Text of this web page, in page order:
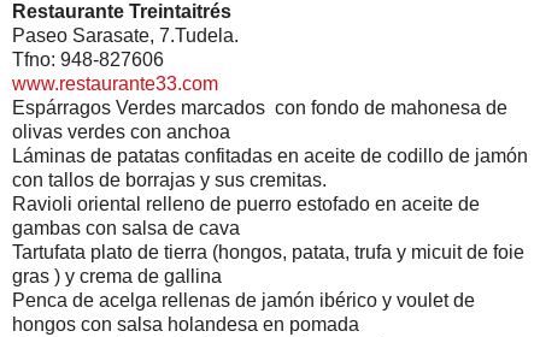
Restaurante Treintaitrés
Paseo Sarasate, 7.Tudela.
Tfno: 948-827606
www.restaurante33.com
Espárragos Verdes marcados con fondo de mahonesa de
olivas verdes con anchoa
Láminas de patatas confitadas en aceite de codillo de jamón
con tallos de borrajas y sus cremitas.
Ravioli oriental relleno de puerro estofado en aceite de
gambas con salsa de cava
Tartufata plato de tierra (hongos, patata, trufa y micuit de foie
gras ) y crema de gallina
Penca de acelga rellenas de jamón ibérico y voulet de
hongos con salsa holandesa en pomada